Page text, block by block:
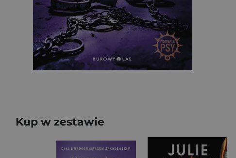
Kup w zestawie